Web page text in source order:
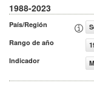
1988-2023
País/Región
Rango de año
Indicador